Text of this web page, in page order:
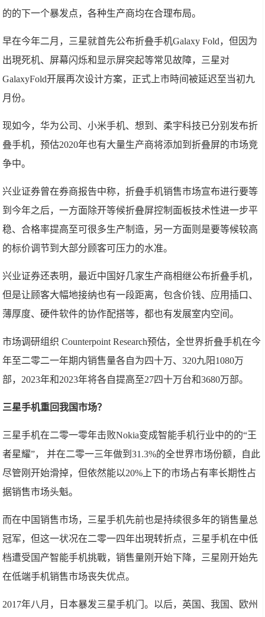
的的下一个暴发点，各种生产商均在合理布局。
早在今年二月，三星就首先公布折叠手机Galaxy Fold，但因为
出現死机、屏幕闪烁和显示屏突起等常见故障，三星对
GalaxyFold开展再次设计方案，正式上市時间被延迟至当初九
月份。
现如今，华为公司、小米手机、想到、柔宇科技已分别发布折
叠手机，预估2020年也有大量生产商将添加到折叠屏的市场竞
争中。
兴业证券曾在券商报告中称，折叠手机销售市场宣布进行要等
到今年之后，一方面除开等候折叠屏控制面板技术性进一步平
稳、合格率提高至可很多生产制造，另一方面则是要等候较高
的标价调节到大部分顾客可压力的水准。
兴业证券还表明，最近中国好几家生产商相继公布折叠手机，
但是让顾客大幅地接纳也有一段距离，包含价钱、应用插口、
薄厚度、硬件软件的协作配搭等，都也有发展室内空间。
市场调研组织 Counterpoint Research预估，全世界折叠手机在今
年至二零二一年期内销售量各自为四十万、320九阳1080万
部，2023年和2023年将各自提高至27四十万台和3680万部。
三星手机重回我国市场？
三星手机在二零一零年击败Nokia变成智能手机行业中的的“王
者星耀”， 并在二零一三年做到31.3%的全世界市场份额，自此
尽管刚开始滑掉，但依然能以20%上下的市场占有率长期性占
据销售市场头魁。
而在中国销售市场，三星手机先前也是持续很多年的销售量总
冠军，但这一状况在二零一四年出現转折点，三星手机在中低
档遭受国产智能手机挑戰，销售量刚开始下降，三星刚开始先
在低端手机销售市场丧失优点。
2017年八月，日本暴发三星手机门。以后，英国、我国、欧州